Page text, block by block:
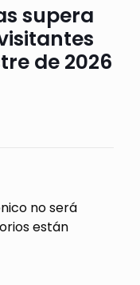
supera
de 2026
no será
están